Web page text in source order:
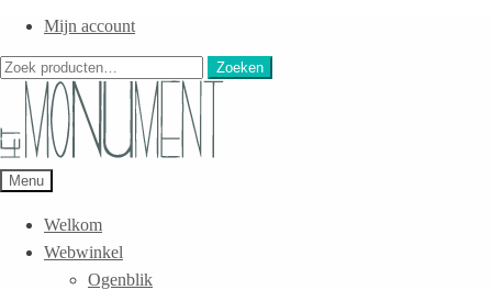
Mijn account
Zoeken
naar:
Zoeken
Menu
Welkom
Webwinkel
Ogenblik